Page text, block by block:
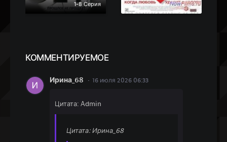
1-8 Серия
КОММЕНТИРУЕМОЕ
Ирина_68 16 июля 2026 06:33
Цитата: Admin
Цитата: Ирина_68